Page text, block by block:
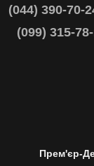
(044) 390-70-
(099) 315-
Прем'єр-